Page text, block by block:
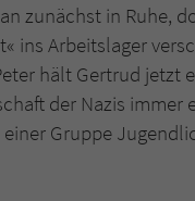
zunächst in Ruhe,
ins Arbeitslager
hält Gertrud jetzt
der Nazis
Gruppe